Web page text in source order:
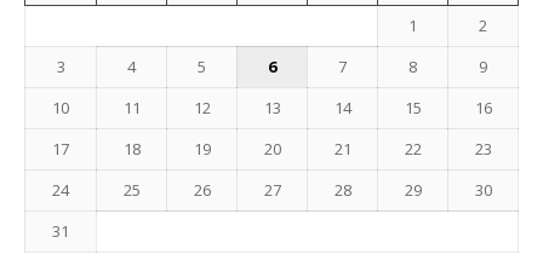
1
2
3
4 5 6 7 8
9
10
11 12 13 14 15
16
17
18 19 20 21 22
23
24
25 26 27 28 29
30
31